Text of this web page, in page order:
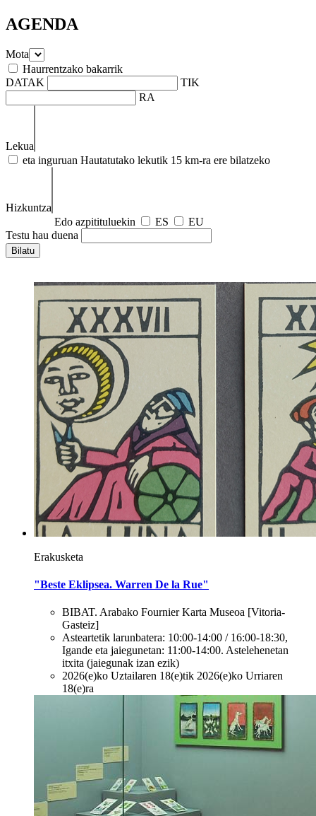
AGENDA
Mota
Haurrentzako bakarrik
DATAK
TIK
RA
Lekua
eta inguruan Hautatutako lekutik 15 km-ra ere bilatzeko
Hizkuntza
Edo azpitituluekin
ES
EU
Testu hau duena
Erakusketa
"Beste Eklipsea. Warren De la Rue"
BIBAT. Arabako Fournier Karta Museoa [Vitoria-
Gasteiz]
Asteartetik larunbatera: 10:00-14:00 / 16:00-18:30,
Igande eta jaiegunetan: 11:00-14:00. Astelehenetan
itxita (jaiegunak izan ezik)
2026(e)ko Uztailaren 18(e)tik 2026(e)ko Urriaren
18(e)ra